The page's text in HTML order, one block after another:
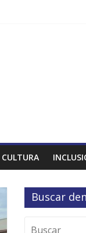
CULTURA
Buscar